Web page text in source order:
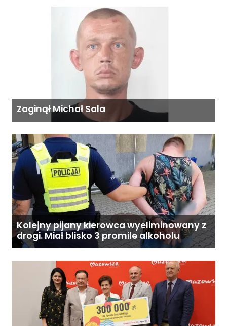
Zaginął Michał Sala
Kolejny pijany kierowca wyeliminowany z
drogi. Miał blisko 3 promile alkoholu